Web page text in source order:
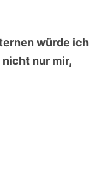
würde ich
nur mir,